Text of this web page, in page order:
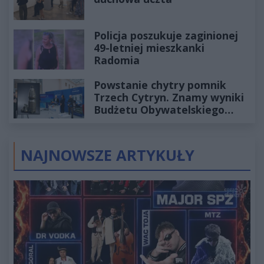
Policja poszukuje zaginionej
49-letniej mieszkanki
Radomia
Powstanie chytry pomnik
Trzech Cytryn. Znamy wyniki
Budżetu Obywatelskiego
NAJNOWSZE ARTYKUŁY